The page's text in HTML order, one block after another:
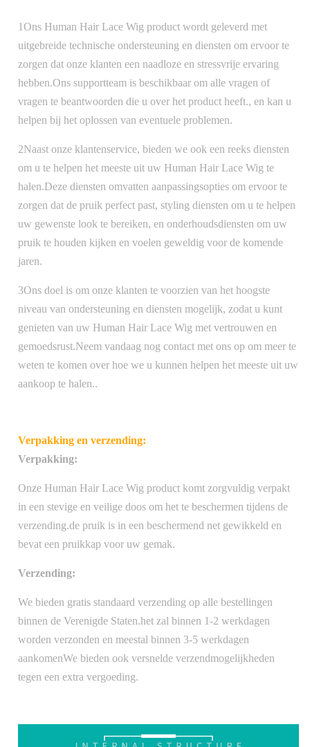
1Ons Human Hair Lace Wig product wordt geleverd met
uitgebreide technische ondersteuning en diensten om ervoor te
zorgen dat onze klanten een naadloze en stressvrije ervaring
hebben.Ons supportteam is beschikbaar om alle vragen of
vragen te beantwoorden die u over het product heeft., en kan u
helpen bij het oplossen van eventuele problemen.
2Naast onze klantenservice, bieden we ook een reeks diensten
om u te helpen het meeste uit uw Human Hair Lace Wig te
halen.Deze diensten omvatten aanpassingsopties om ervoor te
zorgen dat de pruik perfect past, styling diensten om u te helpen
uw gewenste look te bereiken, en onderhoudsdiensten om uw
pruik te houden kijken en voelen geweldig voor de komende
jaren.
3Ons doel is om onze klanten te voorzien van het hoogste
niveau van ondersteuning en diensten mogelijk, zodat u kunt
genieten van uw Human Hair Lace Wig met vertrouwen en
gemoedsrust.Neem vandaag nog contact met ons op om meer te
weten te komen over hoe we u kunnen helpen het meeste uit uw
aankoop te halen..
Verpakking en verzending:
Verpakking:
Onze Human Hair Lace Wig product komt zorgvuldig verpakt
in een stevige en veilige doos om het te beschermen tijdens de
verzending.de pruik is in een beschermend net gewikkeld en
bevat een pruikkap voor uw gemak.
Verzending:
We bieden gratis standaard verzending op alle bestellingen
binnen de Verenigde Staten.het zal binnen 1-2 werkdagen
worden verzonden en meestal binnen 3-5 werkdagen
aankomenWe bieden ook versnelde verzendmogelijkheden
tegen een extra vergoeding.